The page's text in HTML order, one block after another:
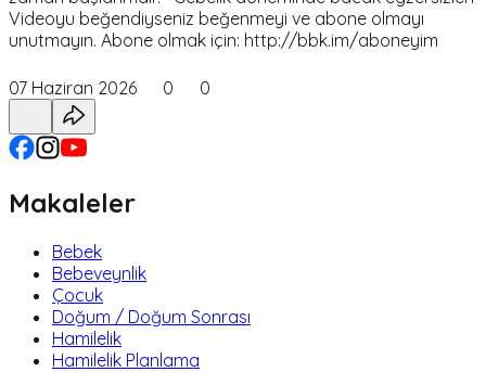
Videoyu beğendiyseniz beğenmeyi ve abone olmayı
unutmayın. Abone olmak için: http://bbk.im/aboneyim
07 Haziran 2026 0 0
Makaleler
Bebek
Bebeveynlik
Çocuk
Doğum / Doğum Sonrası
Hamilelik
Hamilelik Planlama